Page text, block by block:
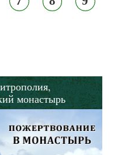
монастырь